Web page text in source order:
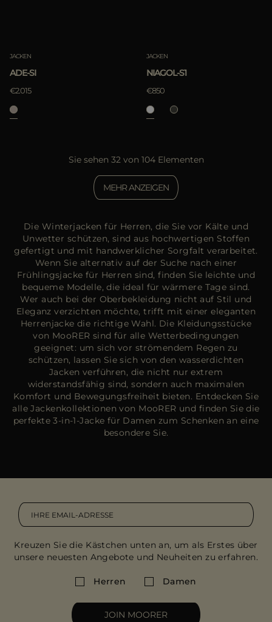
JACKEN
ADE-SI
€2.015
JACKEN
NIAGOL-S1
€850
Sie sehen 32 von 104 Elementen
MEHR ANZEIGEN
Die Winterjacken für Herren, die Sie vor Kälte und
Unwetter schützen, sind aus hochwertigen Stoffen
gefertigt und mit handwerklicher Sorgfalt verarbeitet.
Wenn Sie alternativ auf der Suche nach einer
Frühlingsjacke für Herren sind, finden Sie leichte und
bequeme Modelle, die ideal für wärmere Tage sind.
Wer auch bei der Oberbekleidung nicht auf Stil und
Eleganz verzichten möchte, trifft mit einer eleganten
Herrenjacke die richtige Wahl. Die Kleidungsstücke
von MooRER sind für alle Wetterbedingungen
geeignet: um sich vor strömendem Regen zu
schützen, lassen Sie sich von den wasserdichten
Jacken verführen, die nicht nur extrem
widerstandsfähig sind, sondern auch maximalen
Komfort und Bewegungsfreiheit bieten. Entdecken Sie
alle Jackenkollektionen von MooRER und finden Sie die
perfekte 3-in-1-Jacke für Damen zum Schenken an eine
besondere Sie.
Kreuzen Sie die Kästchen unten an, um als Erstes über
unsere neuesten Angebote und Neuheiten zu erfahren.
Herren Damen
JOIN MOORER